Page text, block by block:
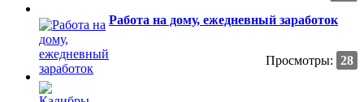
Работа на дому, ежедневный заработок
Просмотры: 28